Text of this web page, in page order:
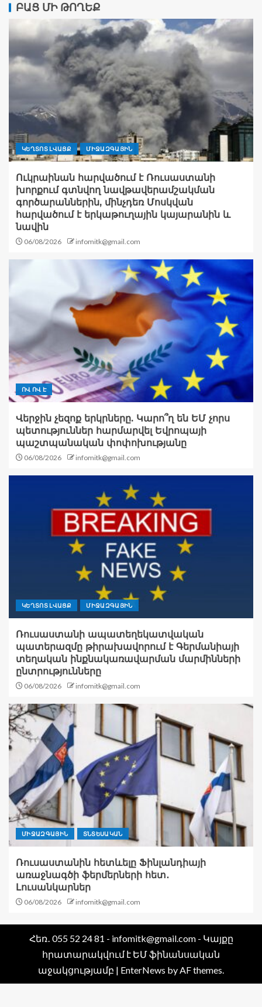
ԲԱՑ ՄԻ ԹՈՂԵՔ
ԿԵՂՏՈՏ ԼՎԱՑՔ ՄԻՋԱԶԳԱՅԻՆ
Ուկրաինան հարվածում է Ռուսաստանի
խորքում գտնվող նավթավերամշակման
գործարաններին, մինչդեռ Մոսկվան
հարվածում է երկաթուղային կայարանին և
նավին
06/08/2026 infomitk@gmail.com
ՈՎ ՈՎ Է
Վերջին չեզոք երկրները. Կարո՞ղ են ԵՄ չորս
պետություններ հարմարվել Եվրոպայի
պաշտպանական փոփոխությանը
06/08/2026 infomitk@gmail.com
ԿԵՂՏՈՏ ԼՎԱՑՔ ՄԻՋԱԶԳԱՅԻՆ
Ռուսաստանի ապատեղեկատվական
պատերազմը թիրախավորում է Գերմանիայի
տեղական ինքնակառավարման մարմինների
ընտրությունները
06/08/2026 infomitk@gmail.com
ՄԻՋԱԶԳԱՅԻՆ ՏՆՏԵՍԱԿԱՆ
Ռուսաստանին հետևելը Ֆինլանդիայի
առաջնագծի ֆերմերների հետ․
Լուսանկարներ
06/08/2026 infomitk@gmail.com
Հեռ․ 055 52 24 81 - infomitk@gmail.com - Կայքը
հրատարակվում է ԵՄ ֆինանսական
աջակցությամբ | EnterNews by AF themes.